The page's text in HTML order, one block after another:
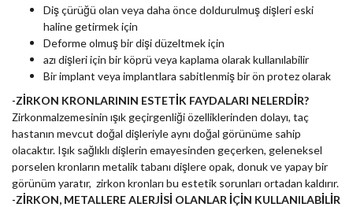
Diş çürüğü olan veya daha önce doldurulmuş dişleri eski
haline getirmek için
Deforme olmuş bir dişi düzeltmek için
azı dişleri için bir köprü veya kaplama olarak kullanılabilir
Bir implant veya implantlara sabitlenmiş bir ön protez olarak
-ZİRKON KRONLARININ ESTETİK FAYDALARI NELERDİR?
Zirkonmalzemesinin ışık geçirgenliği özelliklerinden dolayı, taç
hastanın mevcut doğal dişleriyle aynı doğal görünüme sahip
olacaktır. Işık sağlıklı dişlerin emayesinden geçerken, geleneksel
porselen kronların metalik tabanı dişlere opak, donuk ve yapay bir
görünüm yaratır, zirkon kronları bu estetik sorunları ortadan kaldırır.
-ZİRKON, METALLERE ALERJİSİ OLANLAR İÇİN KULLANILABİLİR